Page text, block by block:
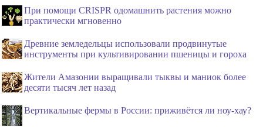
При помощи CRISPR одомашнить растения можно
практически мгновенно
Древние земледельцы использовали продвинутые
инструменты при культивировании пшеницы и гороха
Жители Амазонии выращивали тыквы и маниок более
десяти тысяч лет назад
Вертикальные фермы в России: приживётся ли ноу-хау?